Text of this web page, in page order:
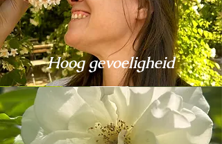
Hoog gevoeligheid